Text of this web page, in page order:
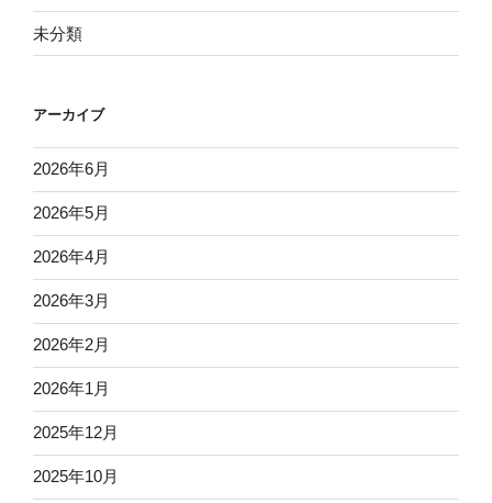
未分類
アーカイブ
2026年6月
2026年5月
2026年4月
2026年3月
2026年2月
2026年1月
2025年12月
2025年10月